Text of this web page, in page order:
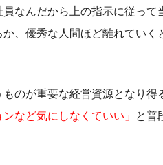
なんだから上の指示に従って
、優秀な人間ほど離れていく
のが重要な経営資源となり得
など気にしなくていい」
と普